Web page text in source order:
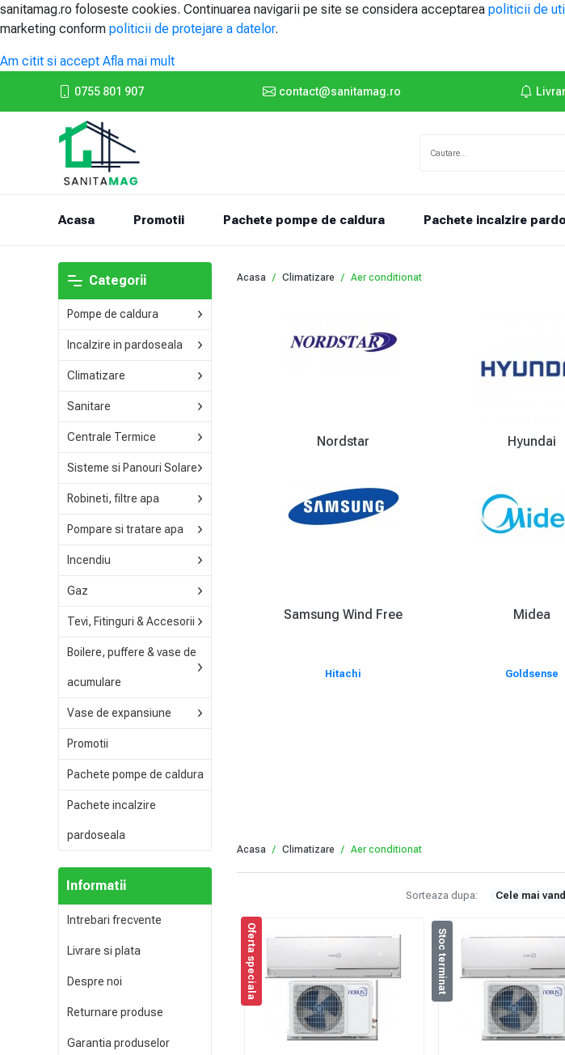
sanitamag.ro foloseste cookies. Continuarea navigarii pe site se considera acceptarea politicii de
marketing conform politicii de protejare a datelor.
Am citit si accept Afla mai mult
0755 801 907 contact@sanitamag.ro
Acasa(current)Promotii Pachete pompe de caldura Pachete incalzire
Categorii
Pompe de caldura
Incalzire in pardoseala
Climatizare
Sanitare
Centrale Termice
Sisteme si Panouri Solare
Robineti, filtre apa
Pompare si tratare apa
Incendiu
Gaz
Tevi, Fitinguri & Accesorii
Boilere, puffere & vase de
acumulare
Vase de expansiune
Promotii
Pachete pompe de caldura
Pachete incalzire
pardoseala
Informatii
Intrebari frecvente
Livrare si plata
Despre noi
Returnare produse
Garantia produselor
Acasa Climatizare Aer conditionat
Nordstar Hyundai
Samsung Wind Free Midea
Hitachi Goldsense
Acasa Climatizare Aer conditionat
Sorteaza dupa: Cele mai
Oferta speciala Stoc terminat